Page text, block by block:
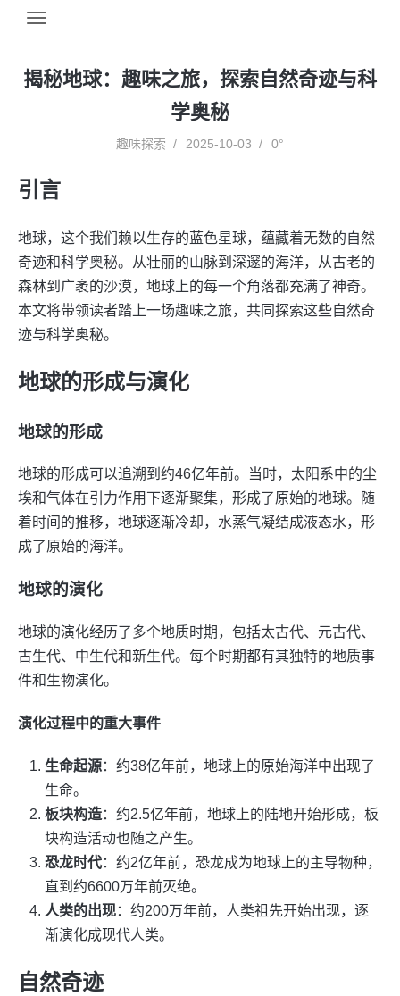
揭秘地球：趣味之旅，探索自然奇迹与科
学奥秘
趣味探索 2025-10-03 0°
引言
地球，这个我们赖以生存的蓝色星球，蕴藏着无数的自然
奇迹和科学奥秘。从壮丽的山脉到深邃的海洋，从古老的
森林到广袤的沙漠，地球上的每一个角落都充满了神奇。
本文将带领读者踏上一场趣味之旅，共同探索这些自然奇
迹与科学奥秘。
地球的形成与演化
地球的形成
地球的形成可以追溯到约46亿年前。当时，太阳系中的尘
埃和气体在引力作用下逐渐聚集，形成了原始的地球。随
着时间的推移，地球逐渐冷却，水蒸气凝结成液态水，形
成了原始的海洋。
地球的演化
地球的演化经历了多个地质时期，包括太古代、元古代、
古生代、中生代和新生代。每个时期都有其独特的地质事
件和生物演化。
演化过程中的重大事件
生命起源：约38亿年前，地球上的原始海洋中出现了
生命。
板块构造：约2.5亿年前，地球上的陆地开始形成，板
块构造活动也随之产生。
恐龙时代：约2亿年前，恐龙成为地球上的主导物种，
直到约6600万年前灭绝。
人类的出现：约200万年前，人类祖先开始出现，逐
渐演化成现代人类。
自然奇迹